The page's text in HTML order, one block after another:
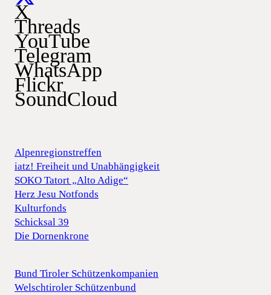
X
Threads
YouTube
Telegram
WhatsApp
Flickr
SoundCloud
Alpenregionstreffen
iatz! Freiheit und Unabhängigkeit
SOKO Tatort „Alto Adige“
Herz Jesu Notfonds
Kulturfonds
Schicksal 39
Die Dornenkrone
Bund Tiroler Schützenkompanien
Welschtiroler Schützenbund